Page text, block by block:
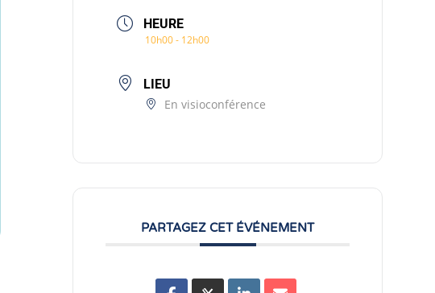
HEURE
10h00 - 12h00
LIEU
En visioconférence
PARTAGEZ CET ÉVÉNEMENT